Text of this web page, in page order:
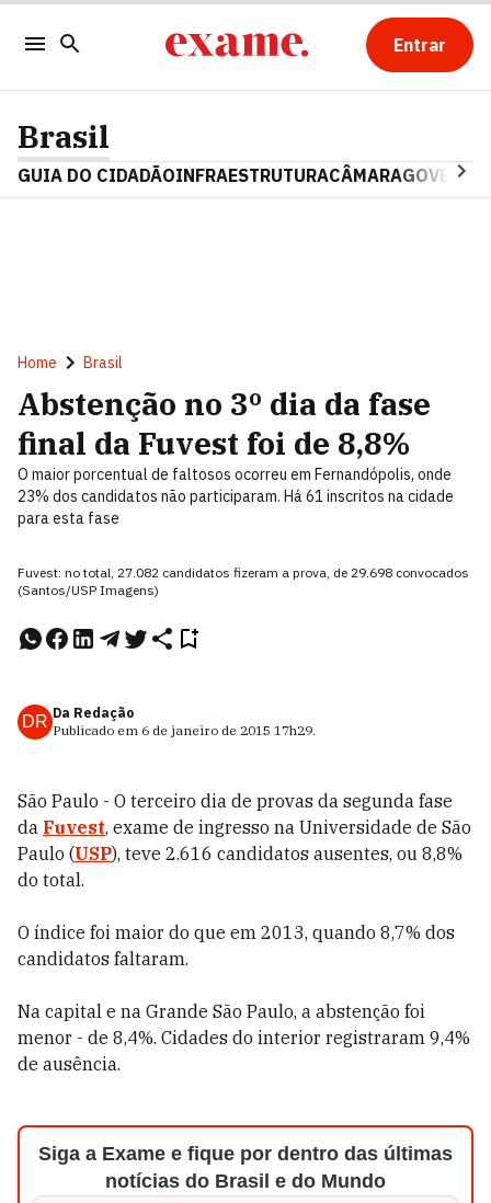
Entrar
Brasil
GUIA DO CIDADÃOINFRAESTRUTURACÂMARAGOVERNO
Home Brasil
Abstenção no 3º dia da fase
final da Fuvest foi de 8,8%
O maior porcentual de faltosos ocorreu em Fernandópolis, onde
23% dos candidatos não participaram. Há 61 inscritos na cidade
para esta fase
Fuvest: no total, 27.082 candidatos fizeram a prova, de 29.698 convocados
(Santos/USP Imagens)
DR Da Redação
Publicado em 6 de janeiro de 2015 17h29.
São Paulo - O terceiro dia de provas da segunda fase
da Fuvest, exame de ingresso na Universidade de São
Paulo (USP), teve 2.616 candidatos ausentes, ou 8,8%
do total.
O índice foi maior do que em 2013, quando 8,7% dos
candidatos faltaram.
Na capital e na Grande São Paulo, a abstenção foi
menor - de 8,4%. Cidades do interior registraram 9,4%
de ausência.
Siga a Exame e fique por dentro das últimas
notícias do Brasil e do Mundo